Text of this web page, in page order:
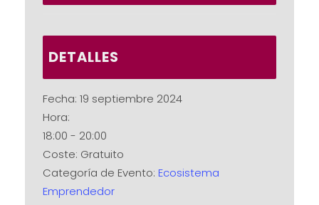
DETALLES
Fecha: 19 septiembre 2024
Hora:
18:00 - 20:00
Coste: Gratuito
Categoría de Evento: Ecosistema
Emprendedor